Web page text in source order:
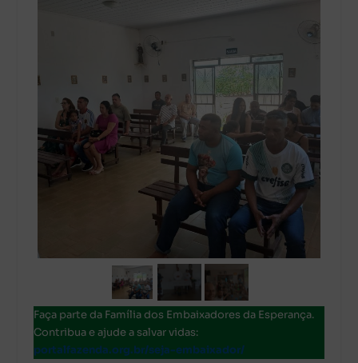
Faça parte da Família dos Embaixadores da Esperança.
Contribua e ajude a salvar vidas:
portalfazenda.org.br/seja-embaixador/